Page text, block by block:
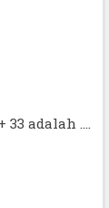
33 adalah ....